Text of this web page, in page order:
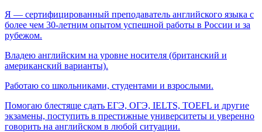
Я — сертифицированный преподаватель английского языка с
более чем 30-летним опытом успешной работы в России и за
рубежом.
Владею английским на уровне носителя (британский и
американский варианты).
Работаю со школьниками, студентами и взрослыми.
Помогаю блестяще сдать ЕГЭ, ОГЭ, IELTS, TOEFL и другие
экзамены, поступить в престижные университеты и уверенно
говорить на английском в любой ситуации.